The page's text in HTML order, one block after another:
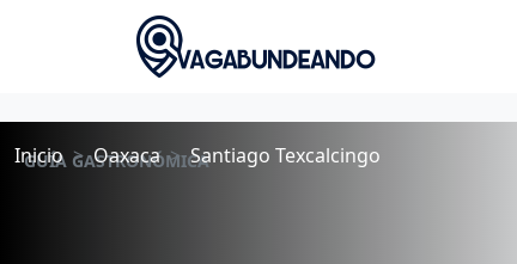
Inicio Oaxaca Santiago Texcalcingo
GUÍA GASTRONÓMICA